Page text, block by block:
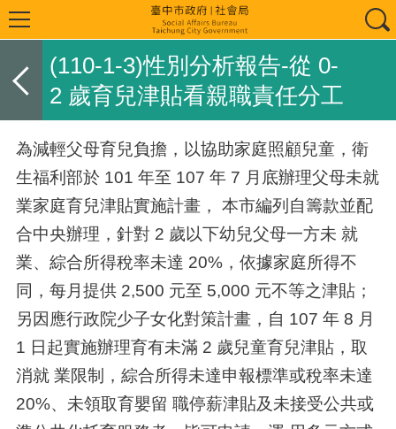
(110-1-3)性別分析報告-從 0-
2 歲育兒津貼看親職責任分工
為減輕父母育兒負擔，以協助家庭照顧兒童，衛
生福利部於 101 年至 107 年 7 月底辦理父母未就
業家庭育兒津貼實施計畫， 本市編列自籌款並配
合中央辦理，針對 2 歲以下幼兒父母一方未 就
業、綜合所得稅率未達 20%，依據家庭所得不
同，每月提供 2,500 元至 5,000 元不等之津貼；
另因應行政院少子女化對策計畫，自 107 年 8 月
1 日起實施辦理育有未滿 2 歲兒童育兒津貼，取
消就 業限制，綜合所得未達申報標準或稅率未達
20%、未領取育嬰留 職停薪津貼及未接受公共或